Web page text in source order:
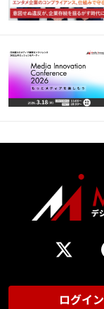
ログイン